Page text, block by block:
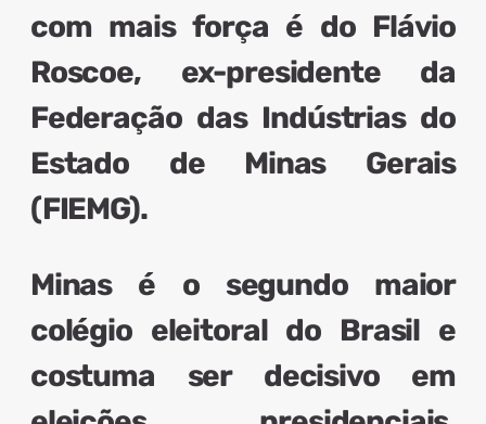
com mais força é do Flávio
Roscoe, ex-presidente da
Federação das Indústrias do
Estado de Minas Gerais
(FIEMG).
Minas é o segundo maior
colégio eleitoral do Brasil e
costuma ser decisivo em